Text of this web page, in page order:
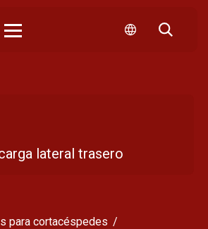
lateral trasero
para cortacéspedes